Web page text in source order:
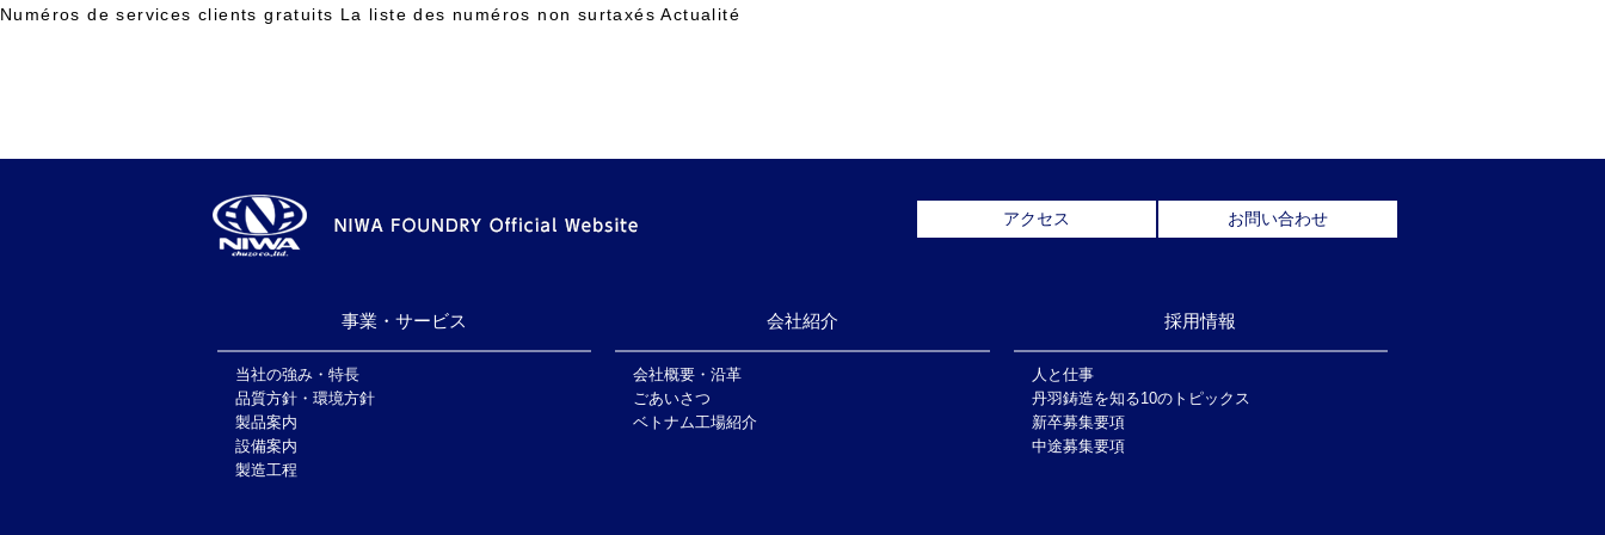
Numéros de services clients gratuits La liste des numéros non surtaxés Actualité
お問い合わせ
アクセス
事業・サービス
当社の強み・特長
品質方針・環境方針
製品案内
設備案内
製造工程
会社紹介
会社概要・沿革
ごあいさつ
ベトナム工場紹介
採用情報
人と仕事
丹羽鋳造を知る10のトピックス
新卒募集要項
中途募集要項